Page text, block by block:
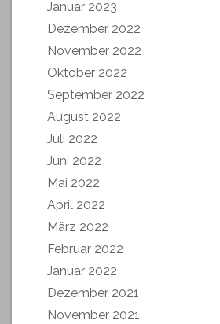
Januar 2023
Dezember 2022
November 2022
Oktober 2022
September 2022
August 2022
Juli 2022
Juni 2022
Mai 2022
April 2022
März 2022
Februar 2022
Januar 2022
Dezember 2021
November 2021